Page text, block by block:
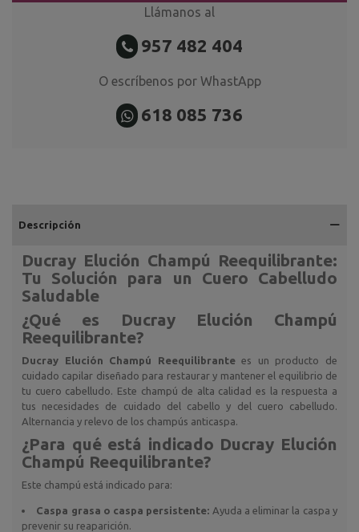
Llámanos al
957 482 404
O escríbenos por WhastApp
618 085 736
Descripción
Ducray Elución Champú Reequilibrante:
Tu Solución para un Cuero Cabelludo
Saludable
¿Qué es Ducray Elución Champú
Reequilibrante?
Ducray Elución Champú Reequilibrantees un producto de
cuidado capilar diseñado para restaurar y mantener el equilibrio de
tu cuero cabelludo. Este champú de alta calidad es la respuesta a
tus necesidades de cuidado del cabello y del cuero cabelludo.
Alternancia y relevo de los champús anticaspa.
¿Para qué está indicado Ducray Elución
Champú Reequilibrante?
Este champú está indicado para:
Caspa grasa o caspa persistente: Ayuda a eliminar la caspa y
prevenir su reaparición.